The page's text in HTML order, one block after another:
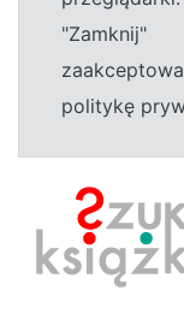
politykę